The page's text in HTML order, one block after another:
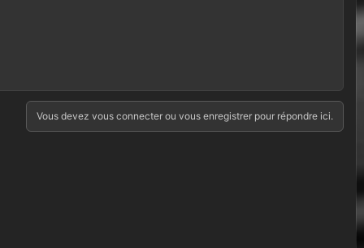
Vous devez vous connecter ou vous enregistrer pour répondre ici.